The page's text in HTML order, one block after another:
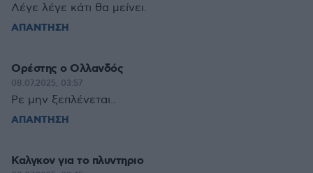
Λέγε λέγε κάτι θα μείνει.
ΑΠΑΝΤΗΣΗ
Ορέστης ο Ολλανδός
08.07.2025, 03:57
Ρε μην ξεπλένεται..
ΑΠΑΝΤΗΣΗ
Καλγκον για το πλυντηριο